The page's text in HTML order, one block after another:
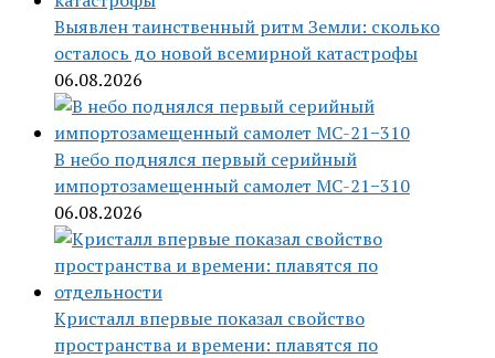
Выявлен таинственный ритм Земли: сколько
осталось до новой всемирной катастрофы
06.08.2026
В небо поднялся первый серийный
импортозамещенный самолет МС-21−310
06.08.2026
Кристалл впервые показал свойство
пространства и времени: плавятся по